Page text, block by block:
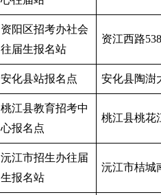
资阳区招考办社会
往届生报名站
资江西路
安化县站报名点 安化县陶澍
桃江县教育招考中
心报名点
桃江县桃花
沅江市招生办往届
生报名站
沅江市桔城